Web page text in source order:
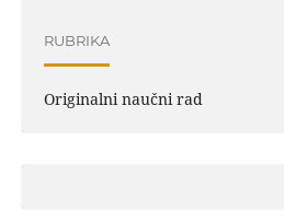
RUBRIKA
Originalni naučni rad